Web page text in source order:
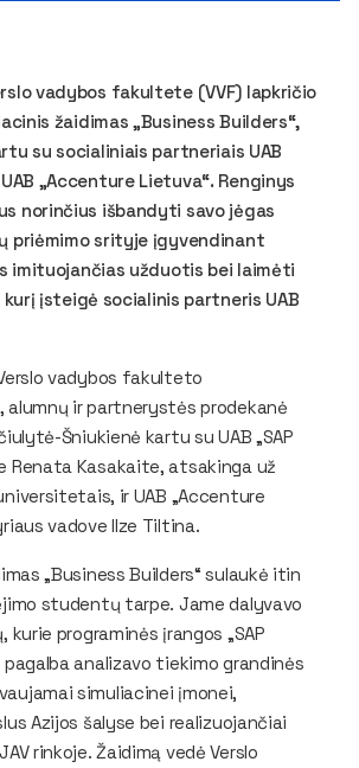
vadybos fakultete (VVF) lapkričio
žaidimas „Business Builders“,
su socialiniais partneriais UAB
„Accenture Lietuva“. Renginys
norinčius išbandyti savo jėgas
priėmimo srityje įgyvendinant
imituojančias užduotis bei laimėti
įsteigė socialinis partneris UAB
vadybos fakulteto
alumnų ir partnerystės prodekanė
Šniukienė kartu su UAB „SAP
Renata Kasakaite, atsakinga už
ir UAB „Accenture
vadove Ilze Tiltina.
„Business Builders“ sulaukė itin
studentų tarpe. Jame dalyvavo
programinės įrangos „SAP
pagalba analizavo tiekimo grandinės
simuliacinei įmonei,
Azijos šalyse bei realizuojančiai
rinkoje. Žaidimą vedė Verslo